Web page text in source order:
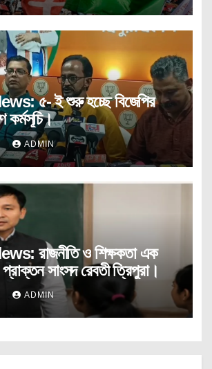
৫- ই শুরু হচ্ছে বিজেপির
কর্মসূচি।
ADMIN
রাজনীতি ও শিক্ষকতা এক
সাংসদ রেবতী ত্রিপুরা।
ADMIN